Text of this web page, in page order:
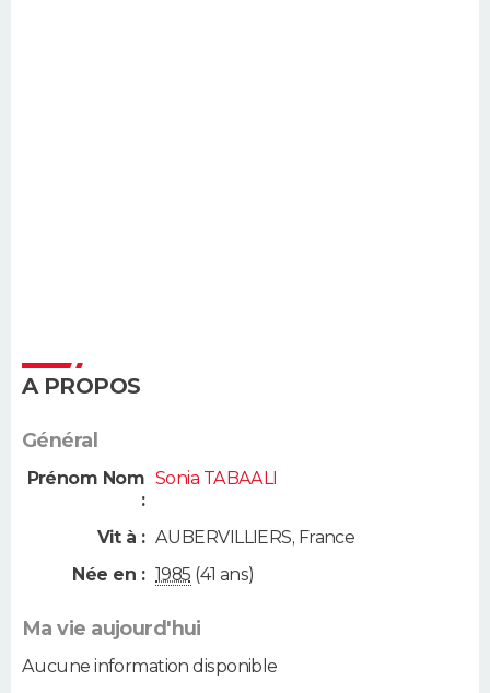
A PROPOS
Général
Prénom Nom
:
Sonia TABAALI
Vit à : AUBERVILLIERS, France
Née en : 1985 (41 ans)
Ma vie aujourd'hui
Aucune information disponible